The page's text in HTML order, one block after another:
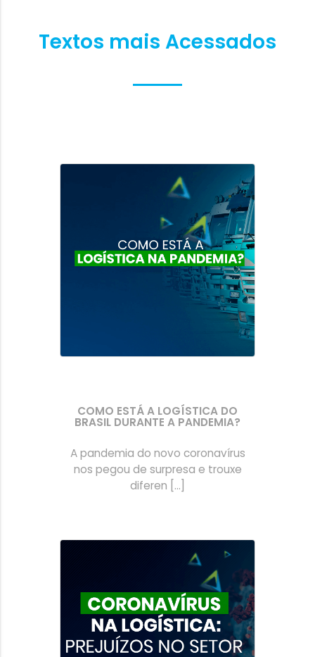
Textos mais Acessados
COMO ESTÁ A LOGÍSTICA DO
BRASIL DURANTE A PANDEMIA?
A pandemia do novo coronavírus
nos pegou de surpresa e trouxe
diferen [...]